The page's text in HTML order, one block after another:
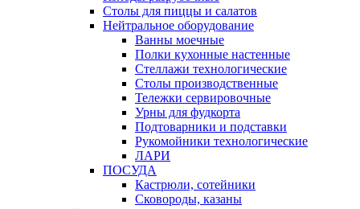
Столы для пиццы и салатов
Нейтральное оборудование
Ванны моечные
Полки кухонные настенные
Стеллажи технологические
Столы производственные
Тележки сервировочные
Урны для фудкорта
Подтоварники и подставки
Рукомойники технологические
ЛАРИ
ПОСУДА
Кастрюли, сотейники
Сковороды, казаны